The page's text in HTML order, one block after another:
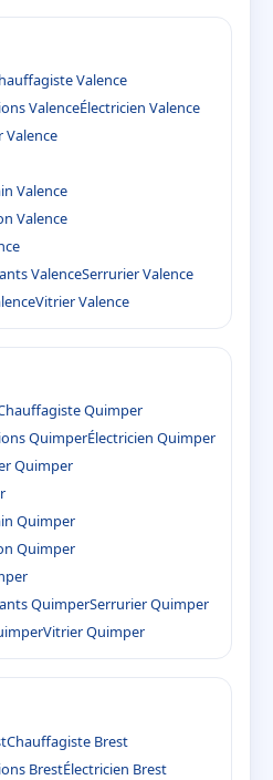
Valence
ValenceÉlectricien Valence
Valence
Valence
Valence
ValenceSerrurier Valence
Vitrier Valence
Quimper
QuimperÉlectricien Quimper
Quimper
Quimper
Quimper
QuimperSerrurier Quimper
Vitrier Quimper
Chauffagiste Brest
BrestÉlectricien Brest